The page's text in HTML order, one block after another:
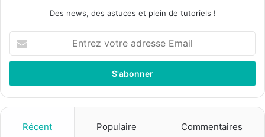
Des news, des astuces et plein de tutoriels !
t
e
z
Récent Populaire Commentaires